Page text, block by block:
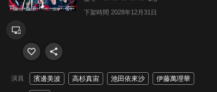
下架時間 2028年12月31日
演員 濱邊美波 高杉真宙 池田依來沙 伊藤萬理華